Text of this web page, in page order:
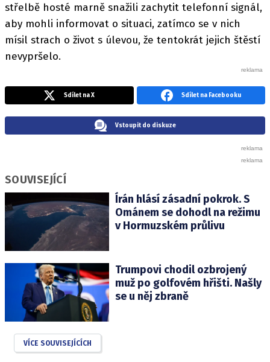
střelbě hosté marně snažili zachytit telefonní signál,
aby mohli informovat o situaci, zatímco se v nich
mísil strach o život s úlevou, že tentokrát jejich štěstí
nevypršelo.
Sdílet na X Sdílet na Facebooku
Vstoupit do diskuze
SOUVISEJÍCÍ
Írán hlásí zásadní pokrok. S
Ománem se dohodl na režimu
v Hormuzském průlivu
Trumpovi chodil ozbrojený
muž po golfovém hřišti. Našly
se u něj zbraně
VÍCE SOUVISEJÍCÍCH